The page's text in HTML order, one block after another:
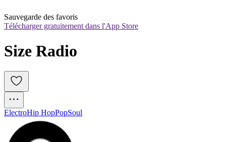
Sauvegarde des favoris
Télécharger gratuitement dans l'App Store
Size Radio
ElectroHip HopPopSoul